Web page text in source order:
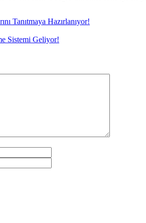
Tanıtmaya Hazırlanıyor!
Sistemi Geliyor!